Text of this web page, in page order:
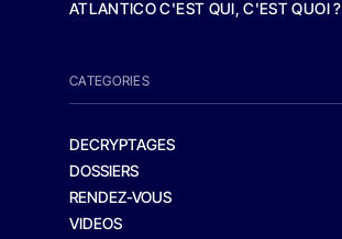
ATLANTICO C'EST QUI, C'EST QUOI ?
CATEGORIES
DECRYPTAGES
DOSSIERS
RENDEZ-VOUS
VIDEOS